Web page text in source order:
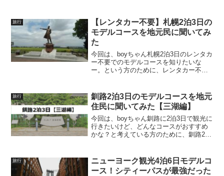
室編ということで、根室は絶対に外せな
い！という方に...
旅行
【レンタカー不要】札幌2泊3日の
モデルコースを地元民に聞いてみ
た
今回は、boyちゃん札幌2泊3日のレンタカ
ー不要でのモデルコースを知りたいな
ー。という方のために、レンタカー不要
より旅行が安くなる中、北海道札幌に行
ってみようと...
旅行
釧路2泊3日のモデルコースを地元
住民に聞いてみた【三湖編】
今回は、boyちゃん釧路に2泊3日で観光に
行きたいけど、どんなコースがおすすめ
かな？と考えている方のために、釧路2泊
湖編ということで、釧路に加えて摩周
湖・屈斜路湖・阿...
旅行
ニューヨーク観光4泊6日モデルコ
ース！シティーパスが最強だった